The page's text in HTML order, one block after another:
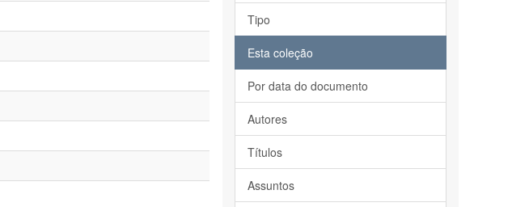
Tipo
Esta coleção
Por data do documento
Autores
Títulos
Assuntos